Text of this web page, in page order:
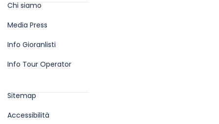
Chi siamo
Media Press
Info Gioranlisti
Info Tour Operator
Sitemap
Accessibilità